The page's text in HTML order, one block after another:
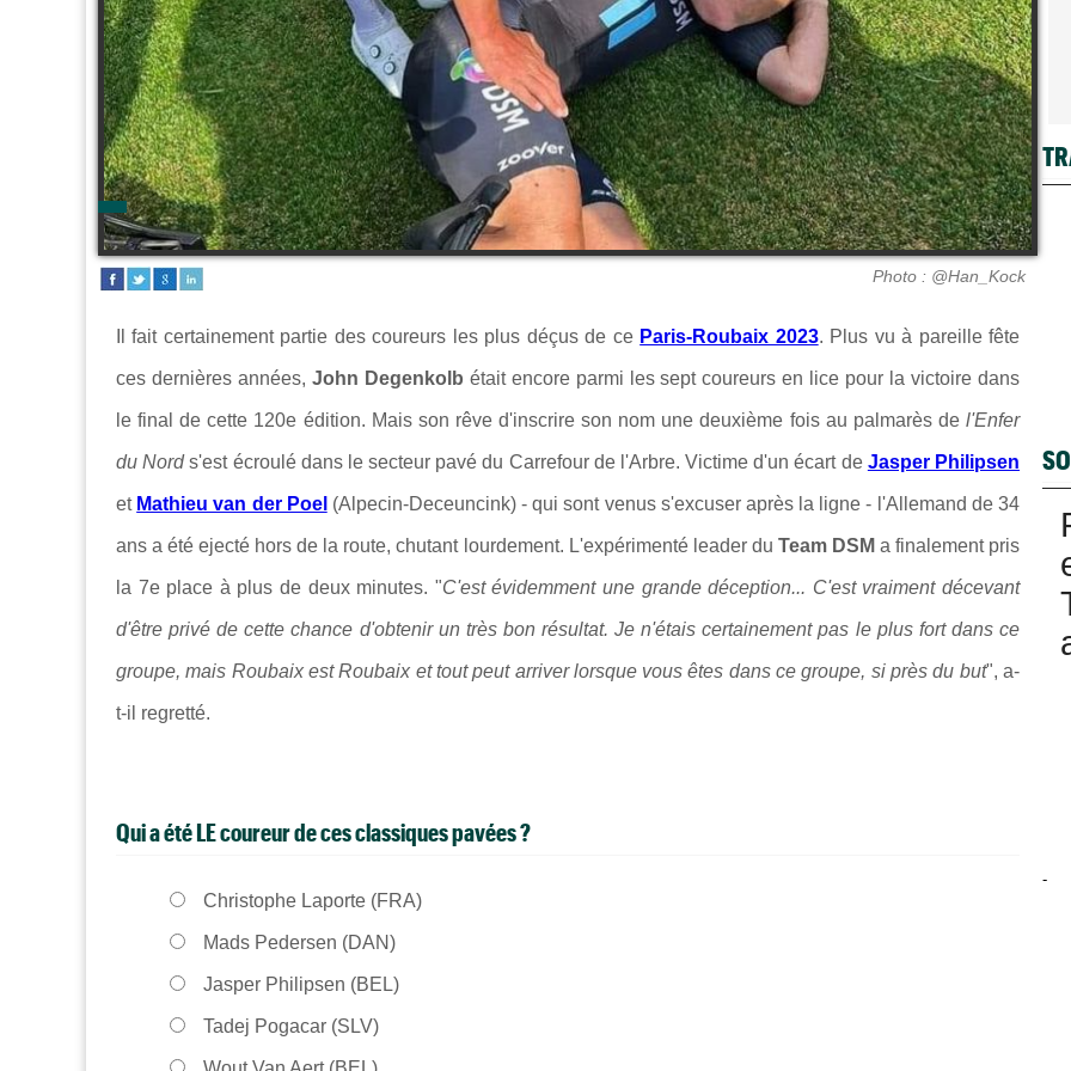
Photo : @Han_Kock
Il fait certainement partie des coureurs les plus déçus de ce Paris-Roubaix 2023. Plus vu à pareille fête
ces dernières années, John Degenkolb était encore parmi les sept coureurs en lice pour la victoire dans
le final de cette 120e édition. Mais son rêve d'inscrire son nom une deuxième fois au palmarès de l'Enfer
du Nords'est écroulé dans le secteur pavé du Carrefour de l'Arbre. Victime d'un écart de Jasper Philipsen
et Mathieu van der Poel (Alpecin-Deceuncink) - qui sont venus s'excuser après la ligne - l'Allemand de 34
ans a été ejecté hors de la route, chutant lourdement. L'expérimenté leader du Team DSM a finalement pris
la 7e place à plus de deux minutes. "C'est évidemment une grande déception... C'est vraiment décevant
d'être privé de cette chance d'obtenir un très bon résultat. Je n'étais certainement pas le plus fort dans ce
groupe, mais Roubaix est Roubaix et tout peut arriver lorsque vous êtes dans ce groupe, si près du but", a-
t-il regretté.
Qui a été LE coureur de ces classiques pavées ?
Christophe Laporte (FRA)
Mads Pedersen (DAN)
Jasper Philipsen (BEL)
Tadej Pogacar (SLV)
-